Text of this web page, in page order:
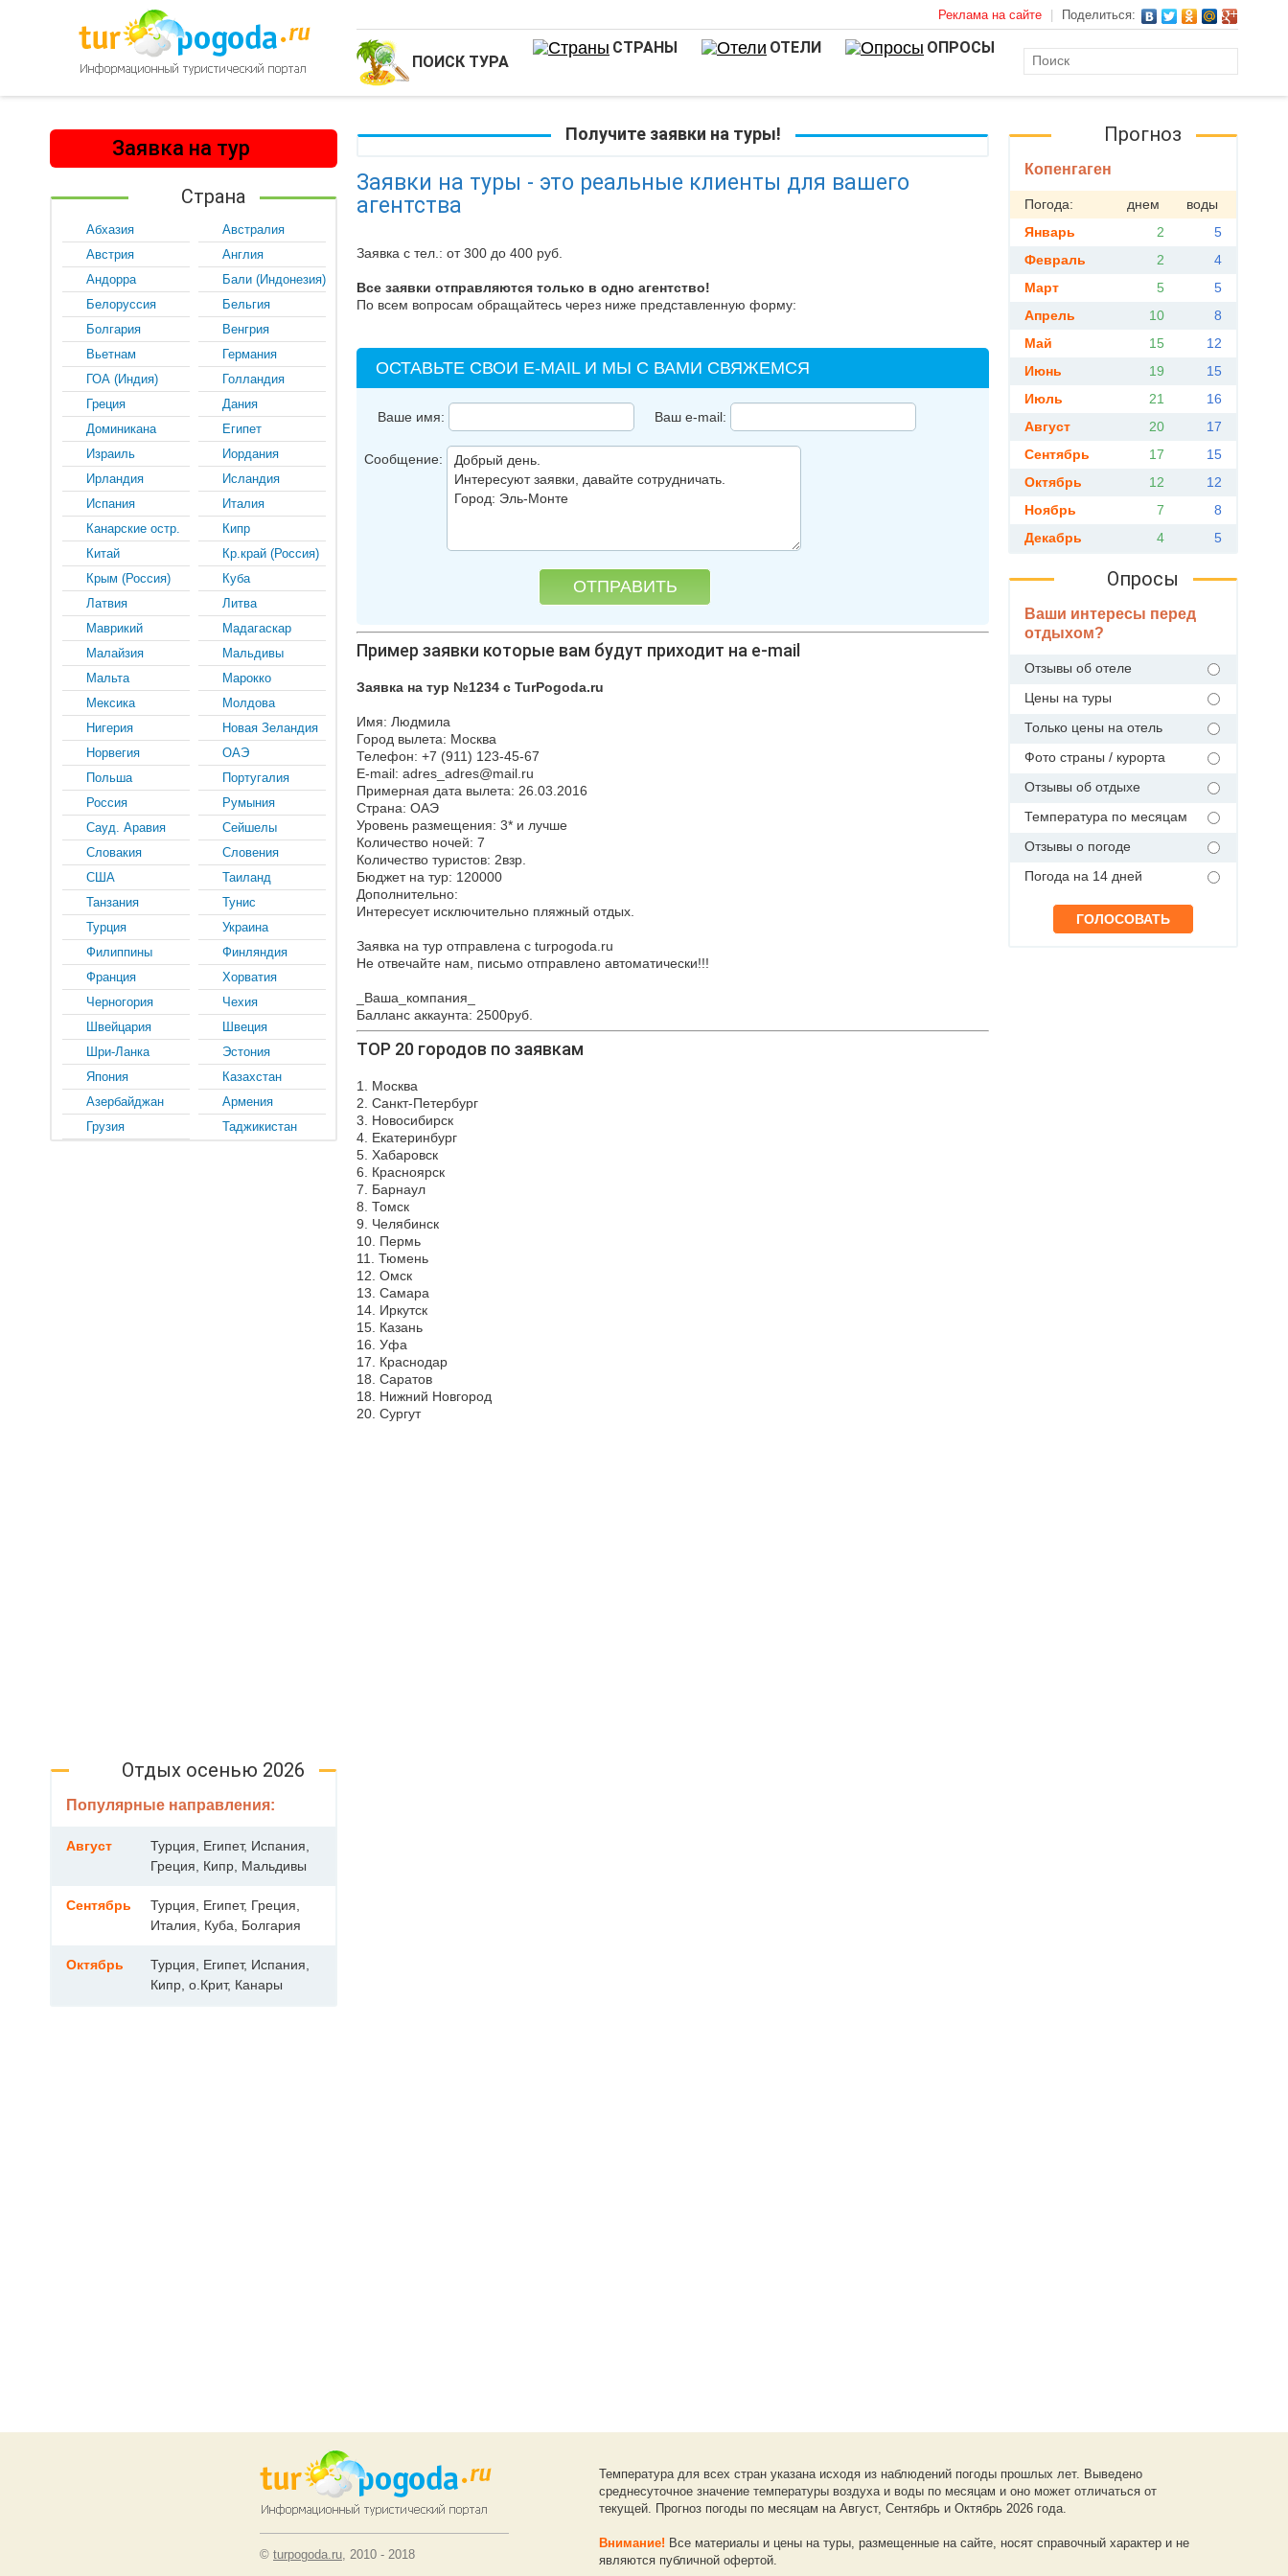
Реклама на сайте Поделиться:
ПОИСК ТУРА
СТРАНЫ ОТЕЛИ ОПРОСЫ
Получите заявки на туры!
Заявки на туры - это реальные клиенты для вашего
агентства
Заявка с тел.: от 300 до 400 руб.
Все заявки отправляются только в одно агентство!
По всем вопросам обращайтесь через ниже представленную форму:
ОСТАВЬТЕ СВОИ E-MAIL И МЫ С ВАМИ СВЯЖЕМСЯ
Ваше имя: Ваш e-mail:
Сообщение:
Пример заявки которые вам будут приходит на e-mail
Заявка на тур №1234 с TurPogoda.ru
Имя: Людмила
Город вылета: Москва
Телефон: +7 (911) 123-45-67
E-mail: adres_adres@mail.ru
Примерная дата вылета: 26.03.2016
Страна: ОАЭ
Уровень размещения: 3* и лучше
Количество ночей: 7
Количество туристов: 2взр.
Бюджет на тур: 120000
Дополнительно:
Интересует исключительно пляжный отдых.
Заявка на тур отправлена с turpogoda.ru
Не отвечайте нам, письмо отправлено автоматически!!!
_Ваша_компания_
Балланс аккаунта: 2500руб.
ТОР 20 городов по заявкам
1. Москва
2. Санкт-Петербург
3. Новосибирск
4. Екатеринбург
5. Хабаровск
6. Красноярск
7. Барнаул
8. Томск
9. Челябинск
10. Пермь
11. Тюмень
12. Омск
13. Самара
14. Иркутск
15. Казань
16. Уфа
17. Краснодар
18. Саратов
18. Нижний Новгород
20. Сургут
Заявка на тур
Страна
Абхазия
Австралия
Австрия
Англия
Андорра
Бали (Индонезия)
Белоруссия
Бельгия
Болгария
Венгрия
Вьетнам
Германия
ГОА (Индия)
Голландия
Греция
Дания
Доминикана
Египет
Израиль
Иордания
Ирландия
Исландия
Испания
Италия
Канарские остр.
Кипр
Китай
Кр.край (Россия)
Крым (Россия)
Куба
Латвия
Литва
Маврикий
Мадагаскар
Малайзия
Мальдивы
Мальта
Марокко
Мексика
Молдова
Нигерия
Новая Зеландия
Норвегия
ОАЭ
Польша
Португалия
Россия
Румыния
Сауд. Аравия
Сейшелы
Словакия
Словения
США
Таиланд
Танзания
Тунис
Турция
Украина
Филиппины
Финляндия
Франция
Хорватия
Черногория
Чехия
Швейцария
Швеция
Шри-Ланка
Эстония
Япония
Казахстан
Азербайджан
Армения
Грузия
Таджикистан
Отдых осенью 2026
Популярные направления:
Август
Турция, Египет, Испания,
Греция, Кипр, Мальдивы
Сентябрь
Турция, Египет, Греция,
Италия, Куба, Болгария
Октябрь
Турция, Египет, Испания,
Кипр, о.Крит, Канары
Прогноз
Копенгаген
Погода: днем
воды
Январь
2
5
Февраль
2
4
Март
5
5
Апрель
10
8
Май
15
12
Июнь
19
15
Июль
21
16
Август
20
17
Сентябрь
17
15
Октябрь
12
12
Ноябрь
7
8
Декабрь
4 5
Опросы
Ваши интересы перед
отдыхом?
Отзывы об отеле
Цены на туры
Только цены на отель
Фото страны / курорта
Отзывы об отдыхе
Температура по месяцам
Отзывы о погоде
Погода на 14 дней
© turpogoda.ru , 2010 - 2018
Температура для всех стран указана исходя из наблюдений погоды прошлых лет. Выведено
среднесуточное значение температуры воздуха и воды по месяцам и оно может отличаться от
текущей. Прогноз погоды по месяцам на Август, Сентябрь и Октябрь 2026 года.
Внимание! Все материалы и цены на туры, размещенные на сайте, носят справочный характер и не
являются публичной офертой.